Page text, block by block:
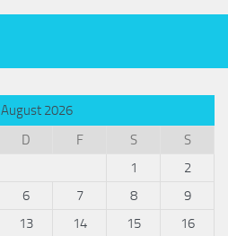
August 2026
D F S
S
1
2
6 7 8
9
13 14 15
16